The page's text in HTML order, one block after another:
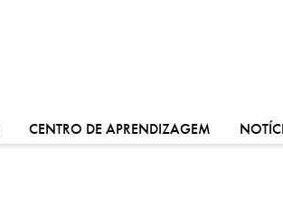
VÁ PARA:
CENTRO DE APRENDIZAGEM VÁ PARA: